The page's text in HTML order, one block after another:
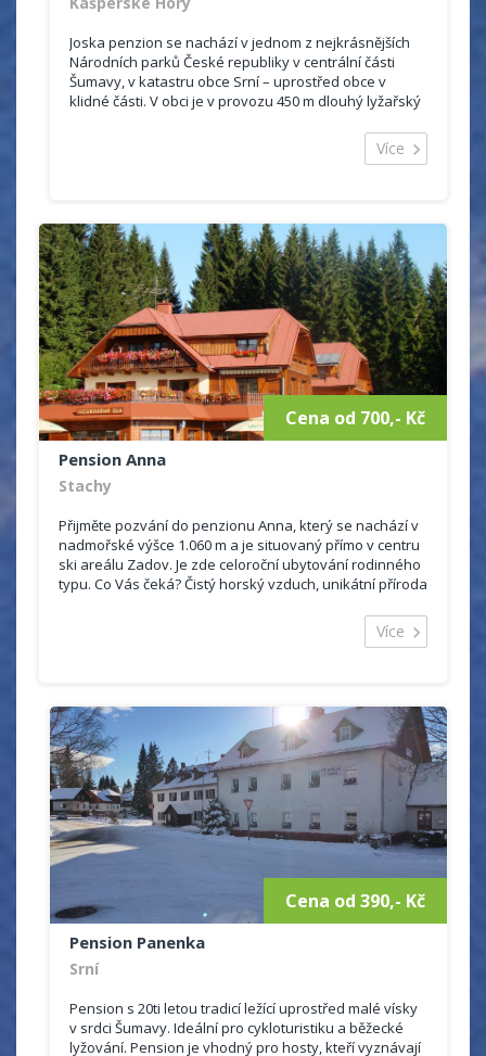
Joska penzion se nachází v jednom z nejkrásnějších
Národních parků České republiky v centrální části
Šumavy, v katastru obce Srní – uprostřed obce v
klidné části. V obci je v provozu 450 m dlouhý lyžařský
Více
Cena od 700,- Kč
Pension Anna
Stachy
Přijměte pozvání do penzionu Anna, který se nachází v
nadmořské výšce 1.060 m a je situovaný přímo v centru
ski areálu Zadov. Je zde celoroční ubytování rodinného
typu. Co Vás čeká? Čistý horský vzduch, unikátní příroda
Více
Cena od 390,- Kč
Pension Panenka
Srní
Pension s 20ti letou tradicí ležící uprostřed malé vísky
v srdci Šumavy. Ideální pro cykloturistiku a běžecké
lyžování. Pension je vhodný pro hosty, kteří vyznávají